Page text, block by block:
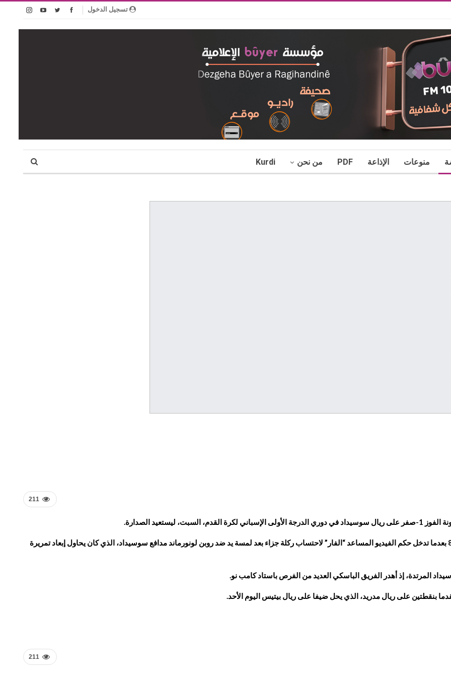
تسجيل الدخول
منوعات الإذاعة PDF من نحن Kurdi
211
الصدارة.
ووضع هداف برشلونة عبر العصور، الكرة في المرمى في الدقيقة 81 بعدما تدخل حكم الفيديو المساعد “الفار” لاحتساب ركلة جزاء بعد لمسة يد ضد روبن لونورماند مدافع سوسيداد، الذي كان يحاول إبعاد تمريرة
المرتدة، إذ أهدر الفريق الباسكي العديد من الفرص باستاد كامب نو.
211